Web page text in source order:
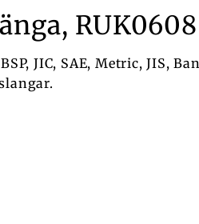
JIC, SAE, Metric, JIS,